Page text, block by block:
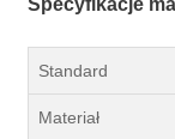
Standard
Materiał